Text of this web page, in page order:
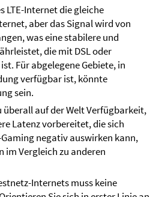
LTE-Internet die gleiche
aber das Signal wird von
was eine stabilere und
die mit DSL oder
Für abgelegene Gebiete, in
verfügbar ist, könnte
sein.
überall auf der Welt Verfügbarkeit,
Latenz vorbereitet, die sich
negativ auswirken kann,
im Vergleich zu anderen
Internets muss keine